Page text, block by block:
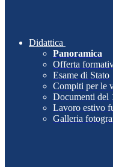
Didattica
Panoramica
Offerta
Esame di Stato
Compiti per le
Documenti del
Lavoro estivo
Galleria